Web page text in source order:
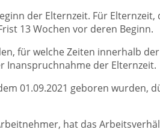
der Elternzeit. Für Elternzeit,
13 Wochen vor deren Beginn.
für welche Zeiten innerhalb
Inanspruchnahme der Elternzeit.
01.09.2021 geboren wurden,
hat das